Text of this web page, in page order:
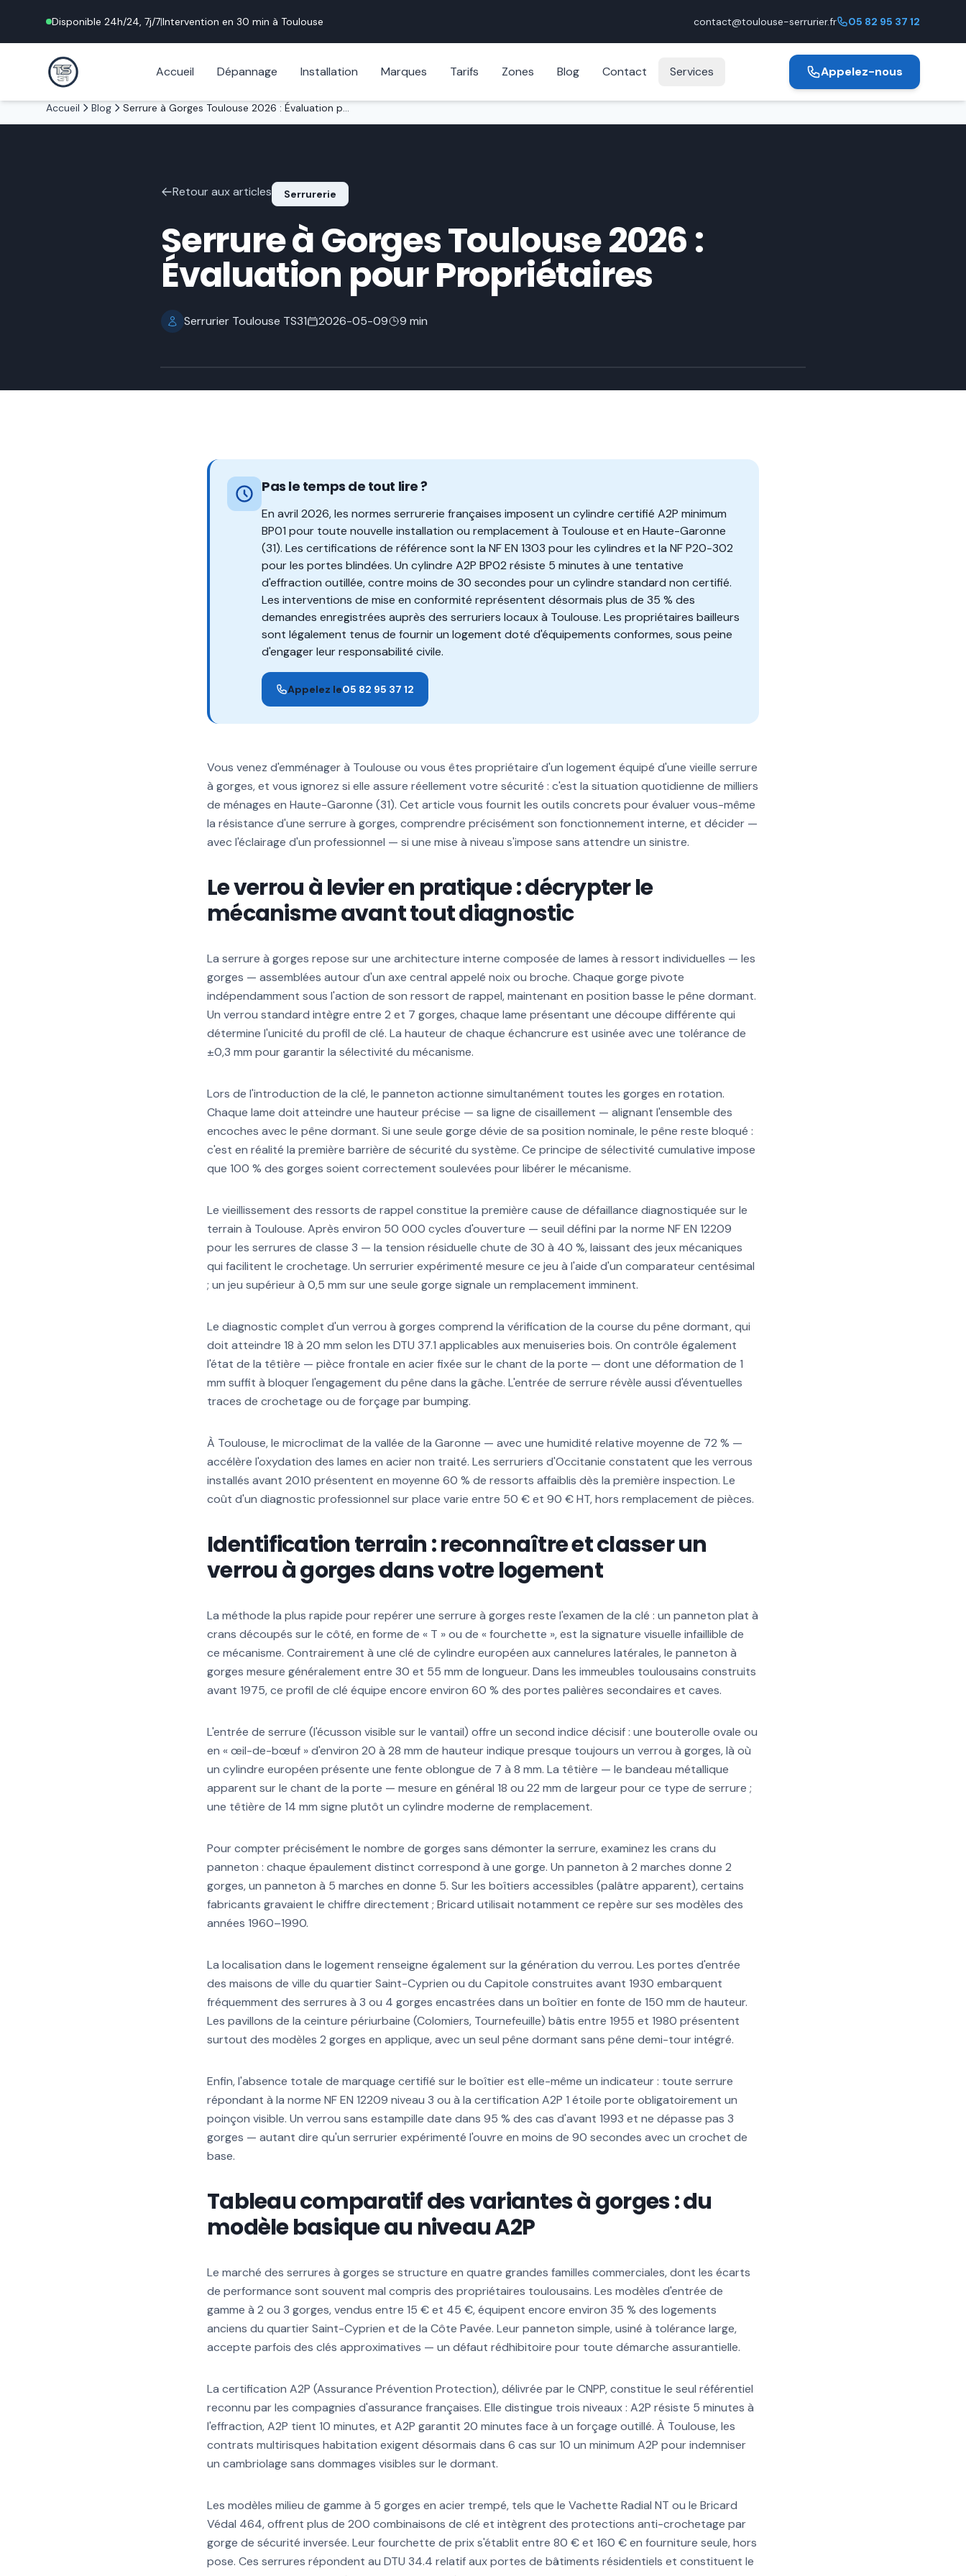
Disponible 24h/24, 7j/7|Intervention en 30 min à Toulouse contact@toulouse-serrurier.fr 05 82 95 37 12
Accueil Dépannage Installation Marques Tarifs Zones Blog Contact Services Appelez-nous
Accueil Blog Serrure à Gorges Toulouse 2026 : Évaluation pour Propriétaires
Retour aux articles Serrurerie
Serrure à Gorges Toulouse 2026 :
Évaluation pour Propriétaires
Serrurier Toulouse TS31 2026-05-09 9 min
Pas le temps de tout lire ?
En avril 2026, les normes serrurerie françaises imposent un cylindre certifié A2P minimum
BP01 pour toute nouvelle installation ou remplacement à Toulouse et en Haute-Garonne
(31). Les certifications de référence sont la NF EN 1303 pour les cylindres et la NF P20-302
pour les portes blindées. Un cylindre A2P BP02 résiste 5 minutes à une tentative
d'effraction outillée, contre moins de 30 secondes pour un cylindre standard non certifié.
Les interventions de mise en conformité représentent désormais plus de 35 % des
demandes enregistrées auprès des serruriers locaux à Toulouse. Les propriétaires bailleurs
sont légalement tenus de fournir un logement doté d'équipements conformes, sous peine
d'engager leur responsabilité civile.
Appelez le05 82 95 37 12
Vous venez d'emménager à Toulouse ou vous êtes propriétaire d'un logement équipé d'une vieille serrure
à gorges, et vous ignorez si elle assure réellement votre sécurité : c'est la situation quotidienne de milliers
de ménages en Haute-Garonne (31). Cet article vous fournit les outils concrets pour évaluer vous-même
la résistance d'une serrure à gorges, comprendre précisément son fonctionnement interne, et décider —
avec l'éclairage d'un professionnel — si une mise à niveau s'impose sans attendre un sinistre.
Le verrou à levier en pratique : décrypter le
mécanisme avant tout diagnostic
La serrure à gorges repose sur une architecture interne composée de lames à ressort individuelles — les
gorges — assemblées autour d'un axe central appelé noix ou broche. Chaque gorge pivote
indépendamment sous l'action de son ressort de rappel, maintenant en position basse le pêne dormant.
Un verrou standard intègre entre 2 et 7 gorges, chaque lame présentant une découpe différente qui
détermine l'unicité du profil de clé. La hauteur de chaque échancrure est usinée avec une tolérance de
±0,3 mm pour garantir la sélectivité du mécanisme.
Lors de l'introduction de la clé, le panneton actionne simultanément toutes les gorges en rotation.
Chaque lame doit atteindre une hauteur précise — sa ligne de cisaillement — alignant l'ensemble des
encoches avec le pêne dormant. Si une seule gorge dévie de sa position nominale, le pêne reste bloqué :
c'est en réalité la première barrière de sécurité du système. Ce principe de sélectivité cumulative impose
que 100 % des gorges soient correctement soulevées pour libérer le mécanisme.
Le vieillissement des ressorts de rappel constitue la première cause de défaillance diagnostiquée sur le
terrain à Toulouse. Après environ 50 000 cycles d'ouverture — seuil défini par la norme NF EN 12209
pour les serrures de classe 3 — la tension résiduelle chute de 30 à 40 %, laissant des jeux mécaniques
qui facilitent le crochetage. Un serrurier expérimenté mesure ce jeu à l'aide d'un comparateur centésimal
; un jeu supérieur à 0,5 mm sur une seule gorge signale un remplacement imminent.
Le diagnostic complet d'un verrou à gorges comprend la vérification de la course du pêne dormant, qui
doit atteindre 18 à 20 mm selon les DTU 37.1 applicables aux menuiseries bois. On contrôle également
l'état de la têtière — pièce frontale en acier fixée sur le chant de la porte — dont une déformation de 1
mm suffit à bloquer l'engagement du pêne dans la gâche. L'entrée de serrure révèle aussi d'éventuelles
traces de crochetage ou de forçage par bumping.
À Toulouse, le microclimat de la vallée de la Garonne — avec une humidité relative moyenne de 72 % —
accélère l'oxydation des lames en acier non traité. Les serruriers d'Occitanie constatent que les verrous
installés avant 2010 présentent en moyenne 60 % de ressorts affaiblis dès la première inspection. Le
coût d'un diagnostic professionnel sur place varie entre 50 € et 90 € HT, hors remplacement de pièces.
Identification terrain : reconnaître et classer un
verrou à gorges dans votre logement
La méthode la plus rapide pour repérer une serrure à gorges reste l'examen de la clé : un panneton plat à
crans découpés sur le côté, en forme de « T » ou de « fourchette », est la signature visuelle infaillible de
ce mécanisme. Contrairement à une clé de cylindre européen aux cannelures latérales, le panneton à
gorges mesure généralement entre 30 et 55 mm de longueur. Dans les immeubles toulousains construits
avant 1975, ce profil de clé équipe encore environ 60 % des portes palières secondaires et caves.
L'entrée de serrure (l'écusson visible sur le vantail) offre un second indice décisif : une bouterolle ovale ou
en « œil-de-bœuf » d'environ 20 à 28 mm de hauteur indique presque toujours un verrou à gorges, là où
un cylindre européen présente une fente oblongue de 7 à 8 mm. La têtière — le bandeau métallique
apparent sur le chant de la porte — mesure en général 18 ou 22 mm de largeur pour ce type de serrure ;
une têtière de 14 mm signe plutôt un cylindre moderne de remplacement.
Pour compter précisément le nombre de gorges sans démonter la serrure, examinez les crans du
panneton : chaque épaulement distinct correspond à une gorge. Un panneton à 2 marches donne 2
gorges, un panneton à 5 marches en donne 5. Sur les boîtiers accessibles (palâtre apparent), certains
fabricants gravaient le chiffre directement ; Bricard utilisait notamment ce repère sur ses modèles des
années 1960–1990.
La localisation dans le logement renseigne également sur la génération du verrou. Les portes d'entrée
des maisons de ville du quartier Saint-Cyprien ou du Capitole construites avant 1930 embarquent
fréquemment des serrures à 3 ou 4 gorges encastrées dans un boîtier en fonte de 150 mm de hauteur.
Les pavillons de la ceinture périurbaine (Colomiers, Tournefeuille) bâtis entre 1955 et 1980 présentent
surtout des modèles 2 gorges en applique, avec un seul pêne dormant sans pêne demi-tour intégré.
Enfin, l'absence totale de marquage certifié sur le boîtier est elle-même un indicateur : toute serrure
répondant à la norme NF EN 12209 niveau 3 ou à la certification A2P 1 étoile porte obligatoirement un
poinçon visible. Un verrou sans estampille date dans 95 % des cas d'avant 1993 et ne dépasse pas 3
gorges — autant dire qu'un serrurier expérimenté l'ouvre en moins de 90 secondes avec un crochet de
base.
Tableau comparatif des variantes à gorges : du
modèle basique au niveau A2P
Le marché des serrures à gorges se structure en quatre grandes familles commerciales, dont les écarts
de performance sont souvent mal compris des propriétaires toulousains. Les modèles d'entrée de
gamme à 2 ou 3 gorges, vendus entre 15 € et 45 €, équipent encore environ 35 % des logements
anciens du quartier Saint-Cyprien et de la Côte Pavée. Leur panneton simple, usiné à tolérance large,
accepte parfois des clés approximatives — un défaut rédhibitoire pour toute démarche assurantielle.
La certification A2P (Assurance Prévention Protection), délivrée par le CNPP, constitue le seul référentiel
reconnu par les compagnies d'assurance françaises. Elle distingue trois niveaux : A2P résiste 5 minutes à
l'effraction, A2P tient 10 minutes, et A2P garantit 20 minutes face à un forçage outillé. À Toulouse, les
contrats multirisques habitation exigent désormais dans 6 cas sur 10 un minimum A2P pour indemniser
un cambriolage sans dommages visibles sur le dormant.
Les modèles milieu de gamme à 5 gorges en acier trempé, tels que le Vachette Radial NT ou le Bricard
Védal 464, offrent plus de 200 combinaisons de clé et intègrent des protections anti-crochetage par
gorge de sécurité inversée. Leur fourchette de prix s'établit entre 80 € et 160 € en fourniture seule, hors
pose. Ces serrures répondent au DTU 34.4 relatif aux portes de bâtiments résidentiels et constituent le